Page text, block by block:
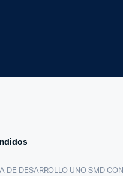
DE DESARROLLO UNO SMD CON